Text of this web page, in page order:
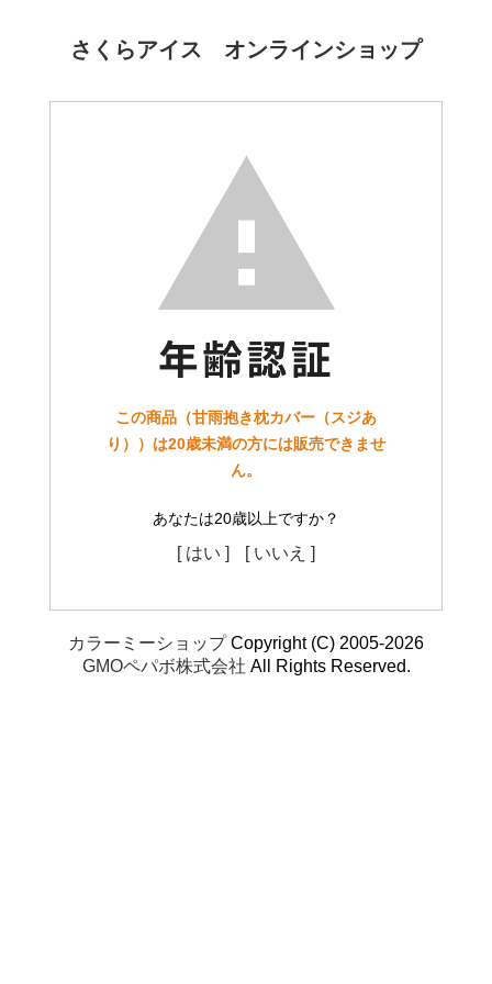
さくらアイス オンラインショップ
この商品（甘雨抱き枕カバー（スジあ
り））は20歳未満の方には販売できませ
ん。
あなたは20歳以上ですか？
[ はい ] [ いいえ ]
カラーミーショップCopyright (C) 2005-2026
GMOペパボ株式会社 All Rights Reserved.